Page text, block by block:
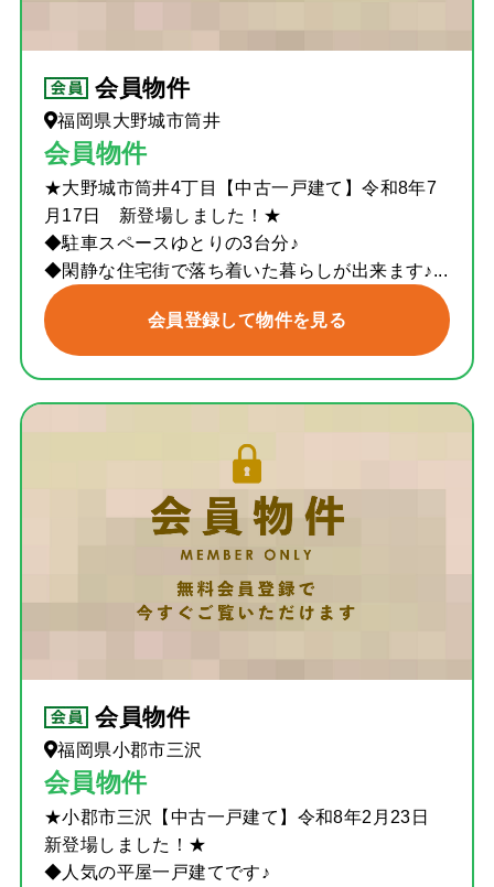
会員物件
福岡県大野城市筒井
会員物件
★大野城市筒井4丁目【中古一戸建て】令和8年7
月17日 新登場しました！★
◆駐車スペースゆとりの3台分♪
◆閑静な住宅街で落ち着いた暮らしが出来ます♪...
会員登録して物件を見る
会員物件
福岡県小郡市三沢
会員物件
★小郡市三沢【中古一戸建て】令和8年2月23日
新登場しました！★
◆人気の平屋一戸建てです♪